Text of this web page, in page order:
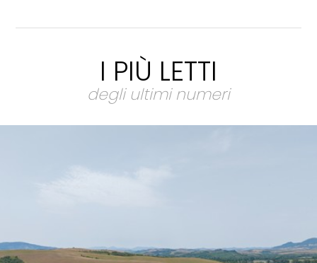
I PIÙ LETTI
degli ultimi numeri